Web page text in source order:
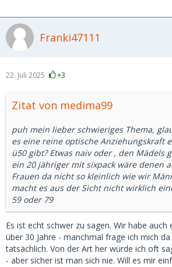
Franki47111
22. Juli 2025 +3
Zitat von medima99
puh mein lieber schwieriges Thema,
es eine reine optische Anziehungskraft
ü50 gibt? Etwas naiv oder , den Mädels
ein 20 jähriger mit sixpack wäre denen
Frauen da nicht so kleinlich wie wir
macht es aus der Sicht nicht wirklich
59 oder 79
Es ist echt schwer zu sagen. Wir habe auch
über 30 Jahre - manchmal frage ich mich
tatsächlich. Von der Art her würde ich oft
- aber sicher ist man sich nie. Will es mir